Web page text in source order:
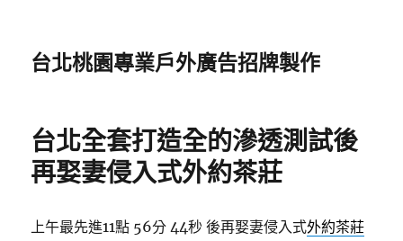
台北桃園專業戶外廣告招牌製作
台北全套打造全的滲透測試後
再娶妻侵入式外約茶莊
上午最先進11點 56分 44秒 後再娶妻侵入式外約茶莊